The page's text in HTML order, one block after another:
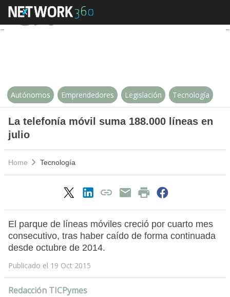
La telefonía móvil suma 188.000
Autónomos Emprendedores Legislación Tecnología
La telefonía móvil suma 188.000 líneas en
julio
Home Tecnología
El parque de líneas móviles creció por cuarto mes
consecutivo, tras haber caído de forma continuada
desde octubre de 2014.
Publicado el 19 Oct 2015
Redacción TICPymes